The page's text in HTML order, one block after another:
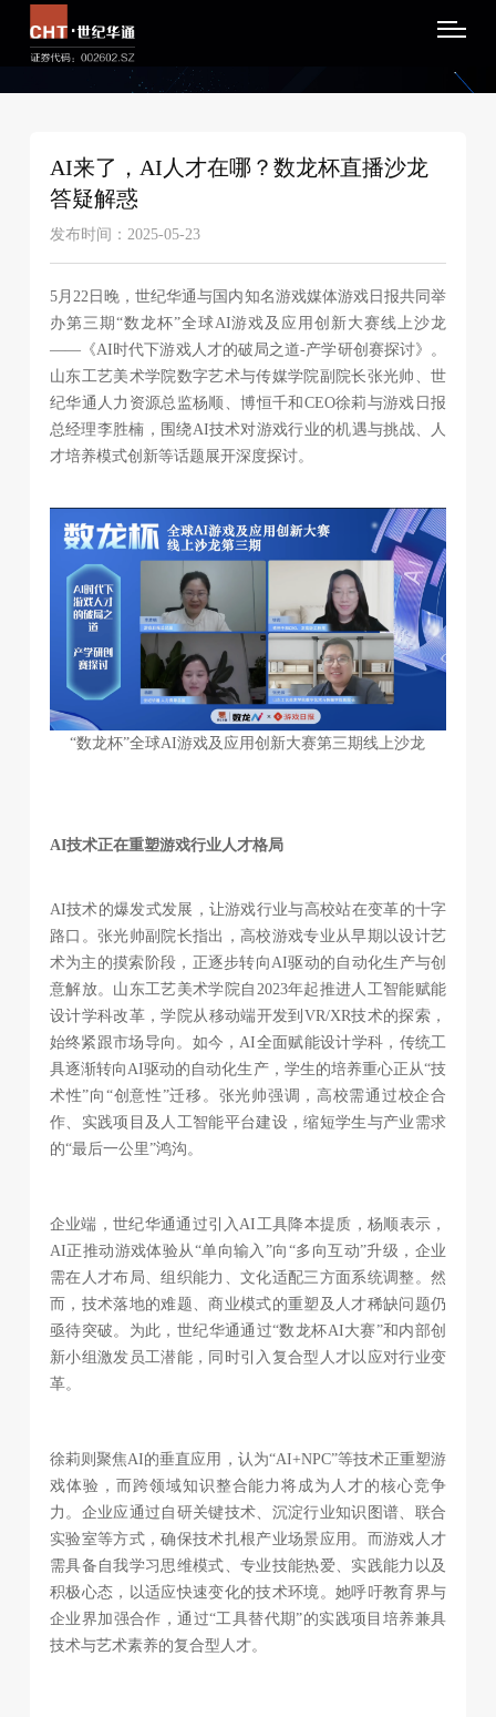
AI来了，AI人才在哪？数龙杯直播沙龙
答疑解惑
发布时间：2025-05-23
5月22日晚，世纪华通与国内知名游戏媒体游戏日报共同举
办第三期“数龙杯”全球AI游戏及应用创新大赛线上沙龙
——《AI时代下游戏人才的破局之道-产学研创赛探讨》。
山东工艺美术学院数字艺术与传媒学院副院长张光帅、世
纪华通人力资源总监杨顺、博恒千和CEO徐莉与游戏日报
总经理李胜楠，围绕AI技术对游戏行业的机遇与挑战、人
才培养模式创新等话题展开深度探讨。
“数龙杯”全球AI游戏及应用创新大赛第三期线上沙龙
AI技术正在重塑游戏行业人才格局
AI技术的爆发式发展，让游戏行业与高校站在变革的十字
路口。张光帅副院长指出，高校游戏专业从早期以设计艺
术为主的摸索阶段，正逐步转向AI驱动的自动化生产与创
意解放。山东工艺美术学院自2023年起推进人工智能赋能
设计学科改革，学院从移动端开发到VR/XR技术的探索，
始终紧跟市场导向。如今，AI全面赋能设计学科，传统工
具逐渐转向AI驱动的自动化生产，学生的培养重心正从“技
术性”向“创意性”迁移。张光帅强调，高校需通过校企合
作、实践项目及人工智能平台建设，缩短学生与产业需求
的“最后一公里”鸿沟。
企业端，世纪华通通过引入AI工具降本提质，杨顺表示，
AI正推动游戏体验从“单向输入”向“多向互动”升级，企业
需在人才布局、组织能力、文化适配三方面系统调整。然
而，技术落地的难题、商业模式的重塑及人才稀缺问题仍
亟待突破。为此，世纪华通通过“数龙杯AI大赛”和内部创
新小组激发员工潜能，同时引入复合型人才以应对行业变
革。
徐莉则聚焦AI的垂直应用，认为“AI+NPC”等技术正重塑游
戏体验，而跨领域知识整合能力将成为人才的核心竞争
力。企业应通过自研关键技术、沉淀行业知识图谱、联合
实验室等方式，确保技术扎根产业场景应用。而游戏人才
需具备自我学习思维模式、专业技能热爱、实践能力以及
积极心态，以适应快速变化的技术环境。她呼吁教育界与
企业界加强合作，通过“工具替代期”的实践项目培养兼具
技术与艺术素养的复合型人才。